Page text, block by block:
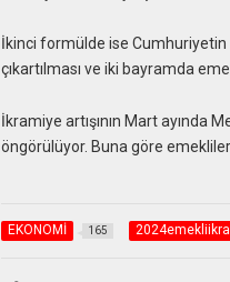
İkinci formülde ise Cumhuriyetin
çıkartılması ve iki bayramda
İkramiye artışının Mart ayında
öngörülüyor. Buna göre
EKONOMİ 165